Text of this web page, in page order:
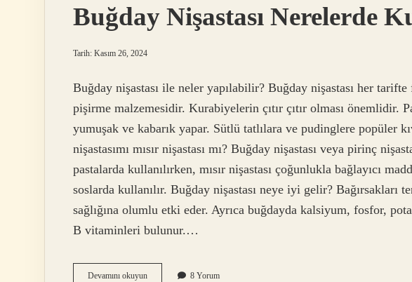
Buğday Nişastası Nerelerde
Tarih: Kasım 26, 2024
Buğday nişastası ile neler yapılabilir? Buğday nişastası her
pişirme malzemesidir. Kurabiyelerin çıtır çıtır olması önemlidir.
yumuşak ve kabarık yapar. Sütlü tatlılara ve pudinglere popüler
nişastasımı mısır nişastası mı? Buğday nişastası veya pirinç
pastalarda kullanılırken, mısır nişastası çoğunlukla bağlayıcı
soslarda kullanılır. Buğday nişastası neye iyi gelir? Bağırsakları
sağlığına olumlu etki eder. Ayrıca buğdayda kalsiyum, fosfor,
B vitaminleri bulunur.…
Devamını okuyunBuğday
8 Yorum